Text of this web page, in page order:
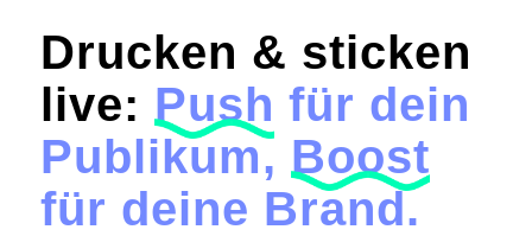
Drucken & sticken
live: Push für dein
Publikum, Boost
für deine Brand.